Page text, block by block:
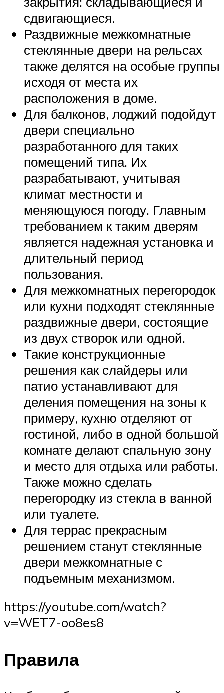
сдвигающиеся.
Раздвижные межкомнатные
стеклянные двери на рельсах
также делятся на особые группы
исходя от места их
расположения в доме.
Для балконов, лоджий подойдут
двери специально
разработанного для таких
помещений типа. Их
разрабатывают, учитывая
климат местности и
меняющуюся погоду. Главным
требованием к таким дверям
является надежная установка и
длительный период
пользования.
Для межкомнатных перегородок
или кухни подходят стеклянные
раздвижные двери, состоящие
из двух створок или одной.
Такие конструкционные
решения как слайдеры или
патио устанавливают для
деления помещения на зоны к
примеру, кухню отделяют от
гостиной, либо в одной большой
комнате делают спальную зону
и место для отдыха или работы.
Также можно сделать
перегородку из стекла в ванной
или туалете.
Для террас прекрасным
решением станут стеклянные
двери межкомнатные с
подъемным механизмом.
https://youtube.com/watch?
v=WET7-oo8es8
Правила